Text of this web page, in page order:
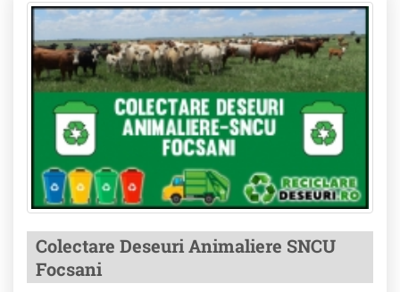
Colectare Deseuri Animaliere SNCU
Focsani